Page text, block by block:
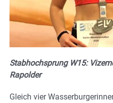
Stabhochsprung W15:
Rapolder
Gleich vier